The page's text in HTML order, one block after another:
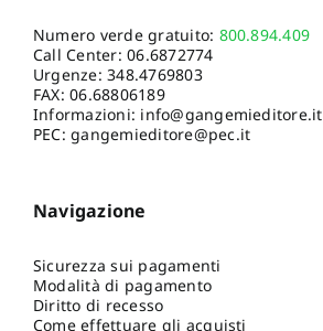
Numero verde gratuito: 800.894.409
Call Center:06.6872774
Urgenze:348.4769803
FAX: 06.68806189
Informazioni: info@gangemieditore.it
PEC: gangemieditore@pec.it
Navigazione
Sicurezza sui pagamenti
Modalità di pagamento
Diritto di recesso
Come effettuare gli acquisti